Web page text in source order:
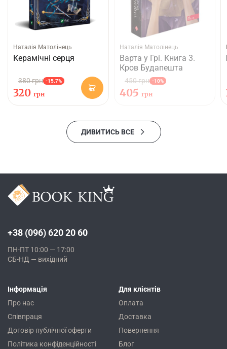
Наталія Матолінець
Керамічні серця
380 грн -15.7%
320 грн
Наталія Матолінець
Варта у Грі. Книга 3.
Кров Будапешта
450 грн -10%
405 грн
ДИВИТИСЬ ВСЕ
+38 (096) 620 20 60
ПН-ПТ 10:00 — 17:00
СБ-НД — вихідний
Інформація
Про нас
Співпраця
Договір публічної оферти
Політика конфіденційності
Для клієнтів
Оплата
Доставка
Повернення
Блог